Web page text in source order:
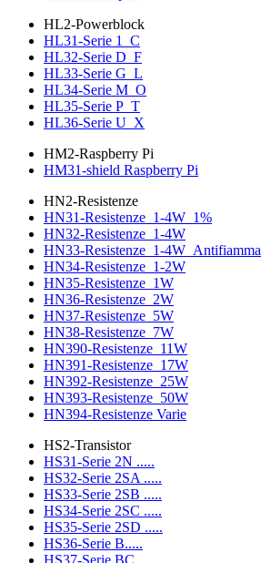
HL2-Powerblock
HL31-Serie 1_C
HL32-Serie D_F
HL33-Serie G_L
HL34-Serie M_O
HL35-Serie P_T
HL36-Serie U_X
HM2-Raspberry Pi
HM31-shield Raspberry Pi
HN2-Resistenze
HN31-Resistenze_1-4W_1%
HN32-Resistenze_1-4W
HN33-Resistenze_1-4W_Antifiamma
HN34-Resistenze_1-2W
HN35-Resistenze_1W
HN36-Resistenze_2W
HN37-Resistenze_5W
HN38-Resistenze_7W
HN390-Resistenze_11W
HN391-Resistenze_17W
HN392-Resistenze_25W
HN393-Resistenze_50W
HN394-Resistenze Varie
HS2-Transistor
HS31-Serie 2N .....
HS32-Serie 2SA .....
HS33-Serie 2SB .....
HS34-Serie 2SC .....
HS35-Serie 2SD .....
HS36-Serie B.....
HS37-Serie BC .....